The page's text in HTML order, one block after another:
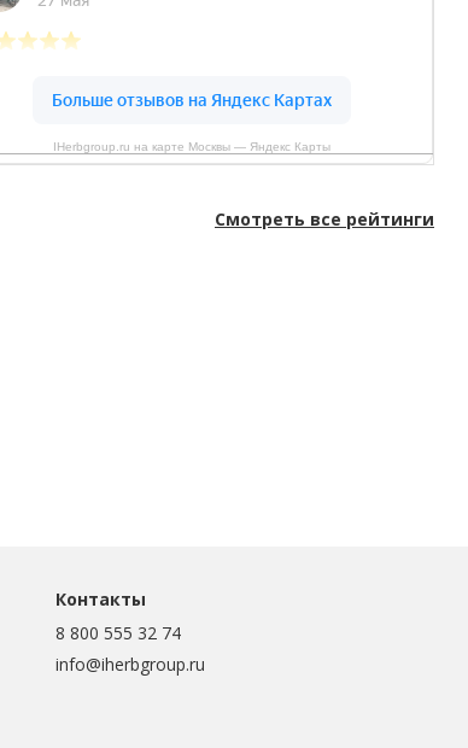
IHerbgroup.ru на карте Москвы — Яндекс Карты
Смотреть все рейтинги
Контакты
8 800 555 32 74
info@iherbgroup.ru